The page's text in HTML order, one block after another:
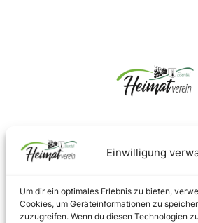
Einwilligung
Um dir ein optimales Erlebnis zu bieten,
Cookies, um Geräteinformationen zu
zuzugreifen. Wenn du diesen Technologien
Impressum–